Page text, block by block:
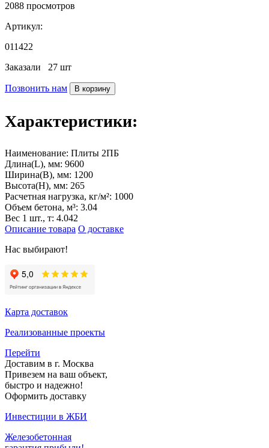
2088 просмотров
Артикул:
011422
Заказали 27 шт
Позвонить нам В корзину
Характеристики:
Наименование: Плиты 2ПБ
Длина(L), мм: 9600
Ширина(B), мм: 1200
Высота(H), мм: 265
Расчетная нагрузка, кг/м²: 1000
Объем бетона, м³: 3.04
Вес 1 шт., т: 4.042
Описание товара О доставке
Нас выбирают!
Карта доставок
Реализованные проекты
Перейти
Доставим в г. Москва
Привезем на ваш объект,
быстро и надежно!
Оформить доставку
Инвестиции в ЖБИ
Железобетонная